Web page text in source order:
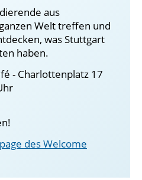
aus
Welt treffen und
was Stuttgart
haben.
- Charlottenplatz 17
des Welcome